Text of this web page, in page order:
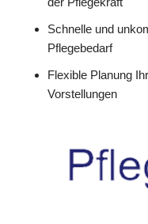
Schnelle und
Pflegebedarf
Flexible Planung
Vorstellungen